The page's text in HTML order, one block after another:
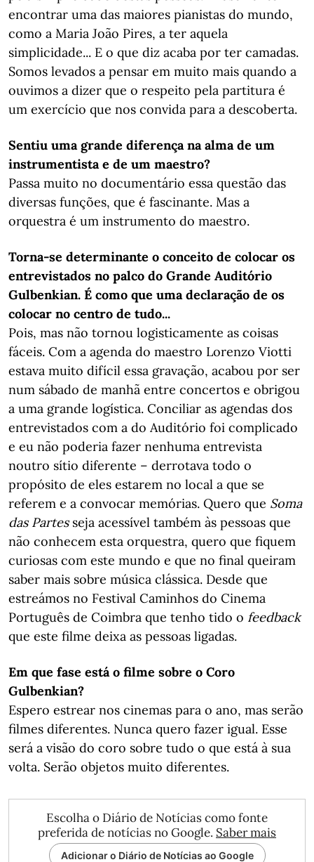
encontrar uma das maiores pianistas do mundo,
como a Maria João Pires, a ter aquela
simplicidade... E o que diz acaba por ter camadas.
Somos levados a pensar em muito mais quando a
ouvimos a dizer que o respeito pela partitura é
um exercício que nos convida para a descoberta.
Sentiu uma grande diferença na alma de um
instrumentista e de um maestro?
Passa muito no documentário essa questão das
diversas funções, que é fascinante. Mas a
orquestra é um instrumento do maestro.
Torna-se determinante o conceito de colocar os
entrevistados no palco do Grande Auditório
Gulbenkian. É como que uma declaração de os
colocar no centro de tudo...
Pois, mas não tornou logisticamente as coisas
fáceis. Com a agenda do maestro Lorenzo Viotti
estava muito difícil essa gravação, acabou por ser
num sábado de manhã entre concertos e obrigou
a uma grande logística. Conciliar as agendas dos
entrevistados com a do Auditório foi complicado
e eu não poderia fazer nenhuma entrevista
noutro sítio diferente – derrotava todo o
propósito de eles estarem no local a que se
referem e a convocar memórias. Quero que Soma
das Partesseja acessível também às pessoas que
não conhecem esta orquestra, quero que fiquem
curiosas com este mundo e que no final queiram
saber mais sobre música clássica. Desde que
estreámos no Festival Caminhos do Cinema
Português de Coimbra que tenho tido o feedback
que este filme deixa as pessoas ligadas.
Em que fase está o filme sobre o Coro
Gulbenkian?
Espero estrear nos cinemas para o ano, mas serão
filmes diferentes. Nunca quero fazer igual. Esse
será a visão do coro sobre tudo o que está à sua
volta. Serão objetos muito diferentes.
Escolha o Diário de Notícias como fonte
preferida de notícias no Google. Saber mais
Adicionar o Diário de Notícias ao Google